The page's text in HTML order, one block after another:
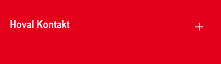
Hoval Kontakt